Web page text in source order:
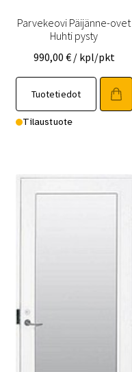
Parvekeovi Päijänne-ovet
Huhti pysty
990,00 € / kpl/pkt
Tuotetiedot
Tällä
tuotteella
onTilaustuote